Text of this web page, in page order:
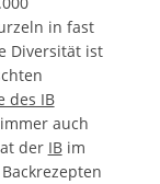
in fast
Diversität ist
des IB
auch
der IBim